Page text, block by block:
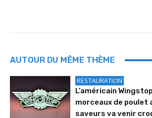
AUTOUR DU MÊME THÈME
RESTAURATION
L’américain
morceaux de poulet
saveurs va venir